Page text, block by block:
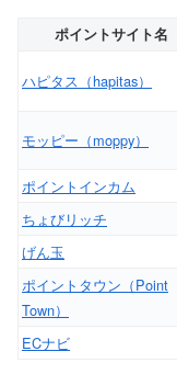
ポイントサイト名
ハピタス（hapitas）
モッピー（moppy）
ポイントインカム
ちょびリッチ
げん玉
ポイントタウン（Point
Town）
ECナビ